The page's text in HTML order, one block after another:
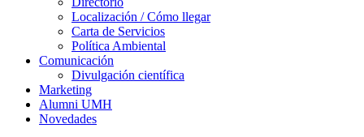
Localización / Cómo llegar
Carta de Servicios
Política Ambiental
Comunicación
Comunicación
Divulgación científica
Marketing
Alumni UMH
Novedades